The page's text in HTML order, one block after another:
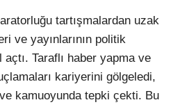
tartışmalardan uzak
ve yayınlarının politik
Taraflı haber yapma ve
kariyerini gölgeledi,
kamuoyunda tepki çekti. Bu